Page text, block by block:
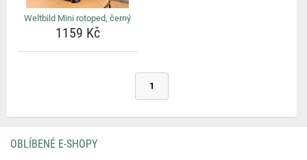
Weltbild Mini rotoped, černý
1159 Kč
1
OBLÍBENÉ E-SHOPY